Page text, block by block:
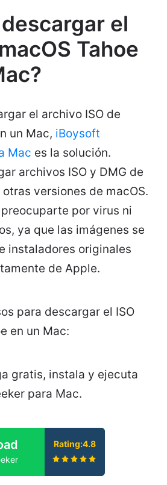
el
Tahoe
el archivo ISO de
un Mac, iBoysoft
Mac es la solución.
archivos ISO y DMG de
otras versiones de macOS.
por virus ni
ya que las imágenes se
instaladores originales
de Apple.
para descargar el ISO
en un Mac:
gratis, instala y ejecuta
para Mac.
Rating:4.8